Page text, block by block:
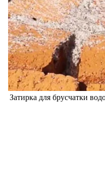
Затирка для брусчатки